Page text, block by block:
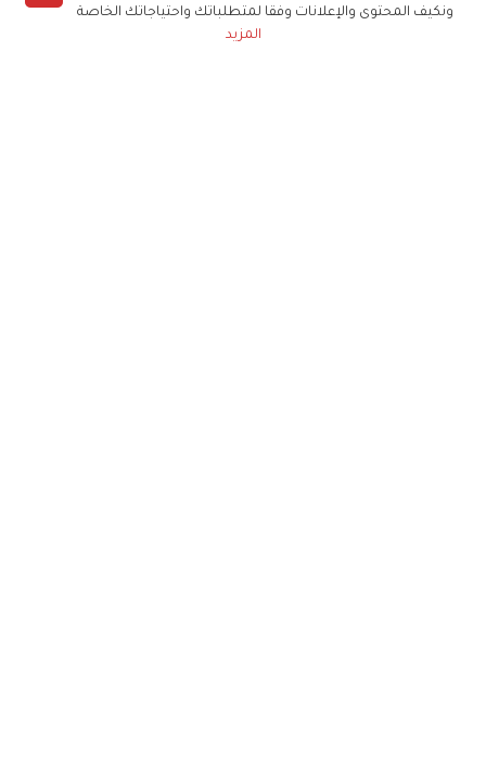
ونكيف المحتوى والإعلانات وفقا لمتطلباتك واحتياجاتك الخاصة
المزيد